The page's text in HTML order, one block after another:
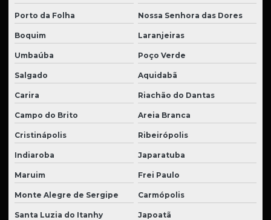
Porto da Folha Nossa Senhora das Dores
Boquim Laranjeiras
Umbaúba Poço Verde
Salgado Aquidabã
Carira Riachão do Dantas
Campo do Brito Areia Branca
Cristinápolis Ribeirópolis
Indiaroba Japaratuba
Maruim Frei Paulo
Monte Alegre de Sergipe Carmópolis
Santa Luzia do Itanhy Japoatã